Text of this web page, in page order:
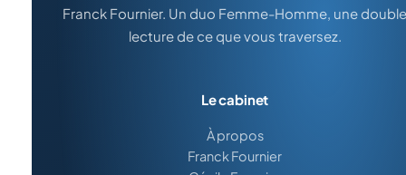
Franck Fournier. Un duo Femme-Homme, une double
lecture de ce que vous traversez.
Le cabinet
À propos
Franck Fournier